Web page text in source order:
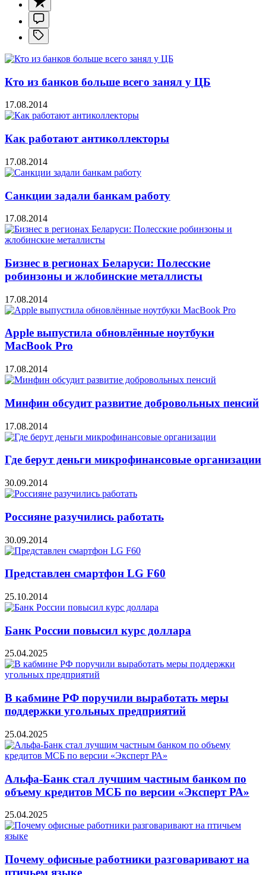
Кто из банков больше всего занял у ЦБ
17.08.2014
Как работают антиколлекторы
17.08.2014
Санкции задали банкам работу
17.08.2014
Бизнес в регионах Беларуси: Полесские
робинзоны и жлобинские металлисты
17.08.2014
Apple выпустила обновлённые ноутбуки
MacBook Pro
17.08.2014
Минфин обсудит развитие добровольных пенсий
17.08.2014
Где берут деньги микрофинансовые организации
30.09.2014
Россияне разучились работать
30.09.2014
Представлен смартфон LG F60
25.10.2014
Банк России повысил курс доллара
25.04.2025
В кабмине РФ поручили выработать меры
поддержки угольных предприятий
25.04.2025
Альфа-Банк стал лучшим частным банком по
объему кредитов МСБ по версии «Эксперт РА»
25.04.2025
Почему офисные работники разговаривают на
птичьем языке